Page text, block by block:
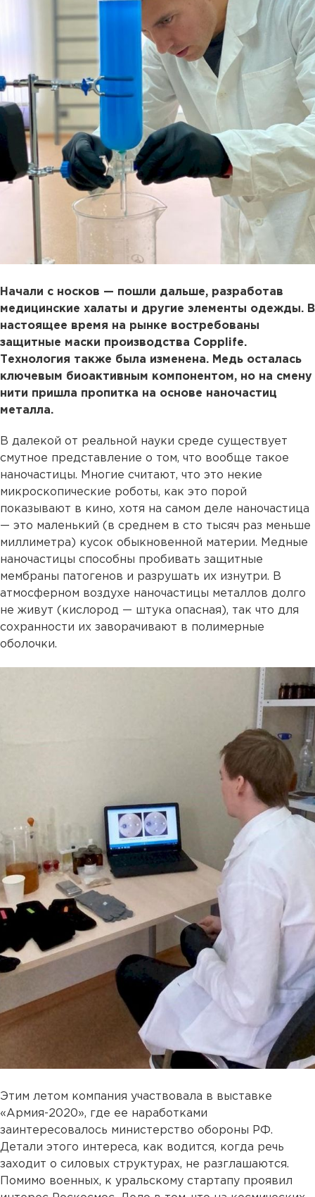
Начали с носков — пошли дальше, разработав
медицинские халаты и другие элементы одежды. В
настоящее время на рынке востребованы
защитные маски производства Copplife.
Технология также была изменена. Медь осталась
ключевым биоактивным компонентом, но на смену
нити пришла пропитка на основе наночастиц
металла.
В далекой от реальной науки среде существует
смутное представление о том, что вообще такое
наночастицы. Многие считают, что это некие
микроскопические роботы, как это порой
показывают в кино, хотя на самом деле наночастица
— это маленький (в среднем в сто тысяч раз меньше
миллиметра) кусок обыкновенной материи. Медные
наночастицы способны пробивать защитные
мембраны патогенов и разрушать их изнутри. В
атмосферном воздухе наночастицы металлов долго
не живут (кислород — штука опасная), так что для
сохранности их заворачивают в полимерные
оболочки.
Этим летом компания участвовала в выставке
«Армия-2020», где ее наработками
заинтересовалось министерство обороны РФ.
Детали этого интереса, как водится, когда речь
заходит о силовых структурах, не разглашаются.
Помимо военных, к уральскому стартапу проявил